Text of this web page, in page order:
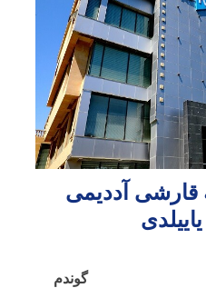
قارشی آددیمی
گوندم